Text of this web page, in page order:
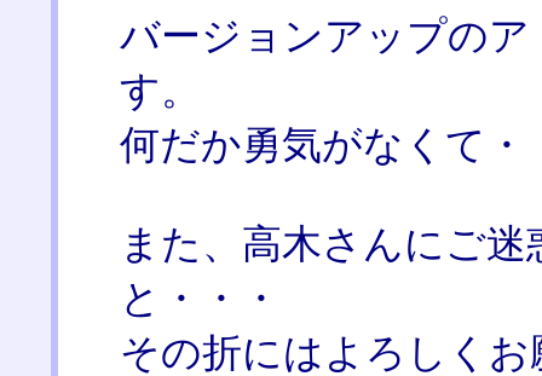
バージョンアップの
す。
何だか勇気がなくて・
また、高木さんにご
と・・・
その折にはよろしく